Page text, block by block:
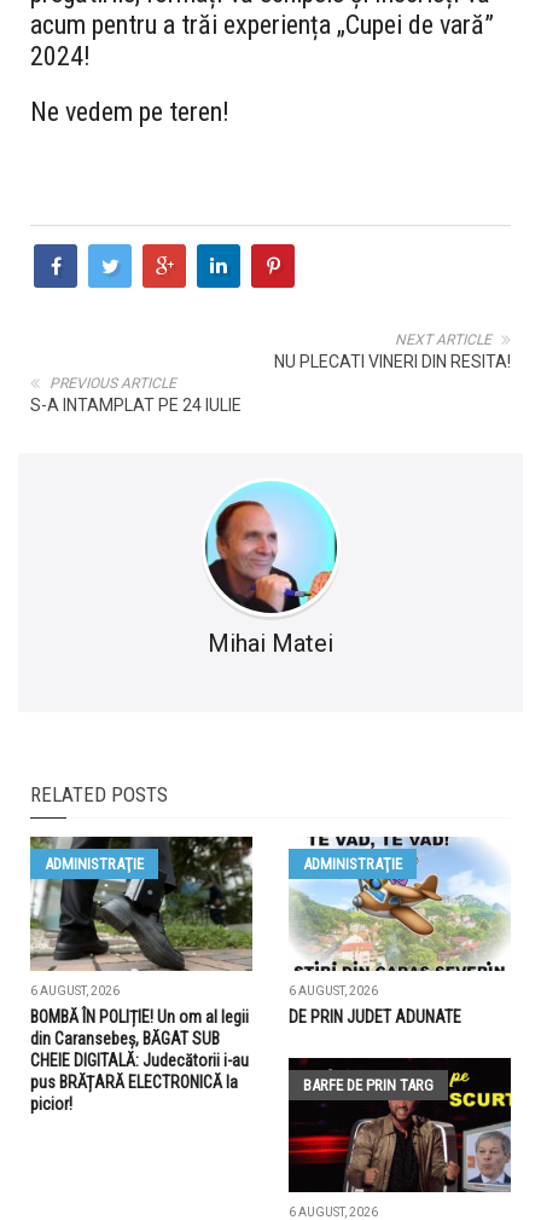
acum pentru a trăi experiența „Cupei de vară”
2024!
Ne vedem pe teren!
NEXT ARTICLE
NU PLECATI VINERI DIN RESITA!
PREVIOUS ARTICLE
S-A INTAMPLAT PE 24 IULIE
Mihai Matei
RELATED POSTS
ADMINISTRAŢIE
6 AUGUST, 2026
BOMBĂ ÎN POLIȚIE! Un om al legii
din Caransebeș, BĂGAT SUB
CHEIE DIGITALĂ: Judecătorii i-au
pus BRĂȚARĂ ELECTRONICĂ la
picior!
ADMINISTRAŢIE
6 AUGUST, 2026
DE PRIN JUDET ADUNATE
BARFE DE PRIN TARG
6 AUGUST, 2026